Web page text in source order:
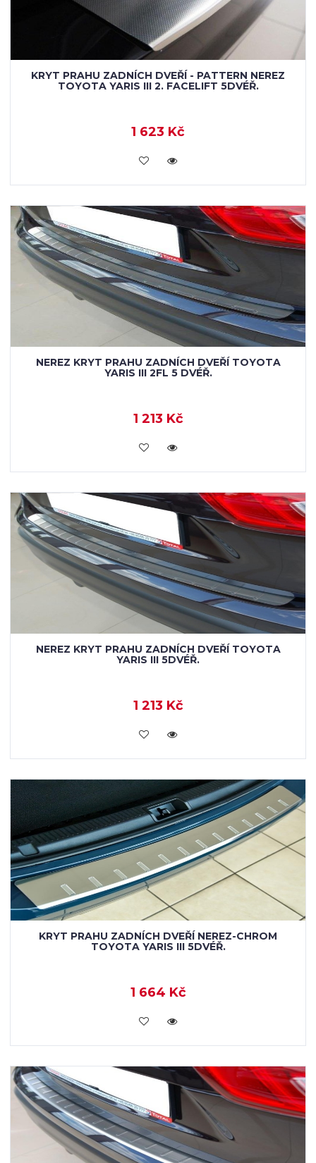
KRYT PRAHU ZADNÍCH DVEŘÍ - PATTERN NEREZ
TOYOTA YARIS III 2. FACELIFT 5DVÉŘ.
1 623 Kč
KOUPIT
NEREZ KRYT PRAHU ZADNÍCH DVEŘÍ TOYOTA
YARIS III 2FL 5 DVÉŘ.
1 213 Kč
KOUPIT
NEREZ KRYT PRAHU ZADNÍCH DVEŘÍ TOYOTA
YARIS III 5DVÉŘ.
1 213 Kč
KOUPIT
KRYT PRAHU ZADNÍCH DVEŘÍ NEREZ-CHROM
TOYOTA YARIS III 5DVÉŘ.
1 664 Kč
KOUPIT